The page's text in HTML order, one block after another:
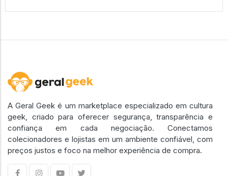
A Geral Geek é um marketplace especializado em cultura
geek, criado para oferecer segurança, transparência e
confiança em cada negociação. Conectamos
colecionadores e lojistas em um ambiente confiável, com
preços justos e foco na melhor experiência de compra.